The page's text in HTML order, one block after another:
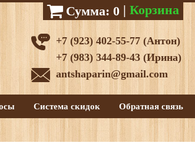
Сумма: 0 | Корзина
Система скидок Обратная связь
+7 (923) 402-55-77 (Антон)
+7 (983) 344-89-43 (Ирина)
antshaparin@gmail.com